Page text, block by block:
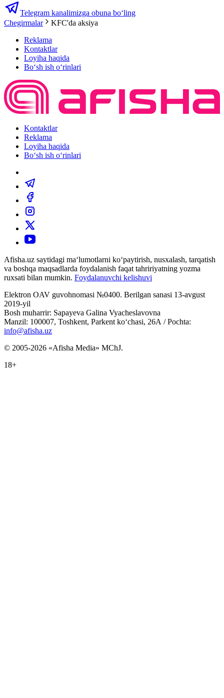
Telegram kanalimizga obuna bo‘ling
Chegirmalar
KFC'da aksiya
Reklama
Kontaktlar
Loyiha haqida
Bo‘sh ish o‘rinlari
Kontaktlar
Reklama
Loyiha haqida
Bo‘sh ish o‘rinlari
Afisha.uz saytidagi ma‘lumotlarni ko‘paytirish, nusxalash, tarqatish
va boshqa maqsadlarda foydalanish faqat tahririyatning yozma
ruxsati bilan mumkin. Foydalanuvchi kelishuvi
Elektron OAV guvohnomasi №0400. Berilgan sanasi 13-avgust
2019-yil
Bosh muharrir: Sapayeva Galina Vyacheslavovna
Manzil: 100007, Toshkent, Parkent ko‘chasi, 26А / Pochta:
info@afisha.uz
© 2005-2026 «Afisha Media» MChJ.
18+